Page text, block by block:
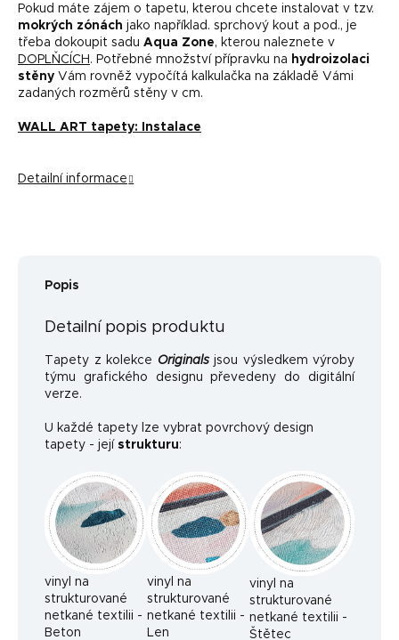
Pokud máte zájem o tapetu, kterou chcete instalovat v tzv.
mokrých zónách jako například. sprchový kout a pod., je
třeba dokoupit sadu Aqua Zone, kterou naleznete v
DOPLŇCÍCH . Potřebné množství přípravku na hydroizolaci
stěny Vám rovněž vypočítá kalkulačka na základě Vámi
zadaných rozměrů stěny v cm.
WALL ART tapety: Instalace
Detailní informace
Popis
Detailní popis produktu
Tapety z kolekce Originalsjsou výsledkem výroby
týmu grafického designu převedeny do digitální
verze.
U každé tapety lze vybrat povrchový design
tapety - její strukturu:
vinyl na
strukturované
netkané textilii -
Beton
vinyl na
strukturované
netkané textilii -
Len
vinyl na
strukturované
netkané textilii -
Štětec